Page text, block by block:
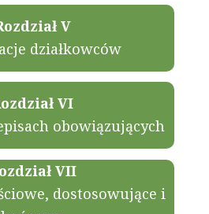
VII
dostosowujące i
VI
obowiązujących
V
działkowców